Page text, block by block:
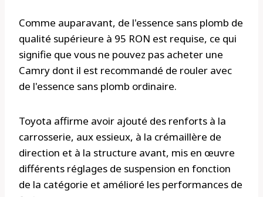
Comme auparavant, de l'essence sans plomb de
qualité supérieure à 95 RON est requise, ce qui
signifie que vous ne pouvez pas acheter une
Camry dont il est recommandé de rouler avec
de l'essence sans plomb ordinaire.
Toyota affirme avoir ajouté des renforts à la
carrosserie, aux essieux, à la crémaillère de
direction et à la structure avant, mis en œuvre
différents réglages de suspension en fonction
de la catégorie et amélioré les performances de